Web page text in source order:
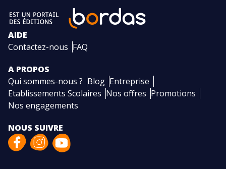
AIDE
Contactez-nous FAQ
A PROPOS
Qui sommes-nous ? Blog Entreprise
Etablissements Scolaires Nos offres Promotions
Nos engagements
NOUS SUIVRE